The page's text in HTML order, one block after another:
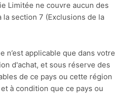
Limitée ne couvre aucun des
la section 7 (Exclusions de la
n’est applicable que dans votre
d'achat, et sous réserve des
de ce pays ou cette région
à condition que ce pays ou